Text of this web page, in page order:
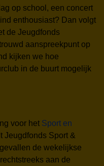
op school, een concert
enthousiast? Dan volgt
de Jeugdfonds
aanspreekpunt op
kijken we hoe
in de buurt mogelijk
voor het Sport en
Jeugdfonds Sport &
de wekelijkse
aan de